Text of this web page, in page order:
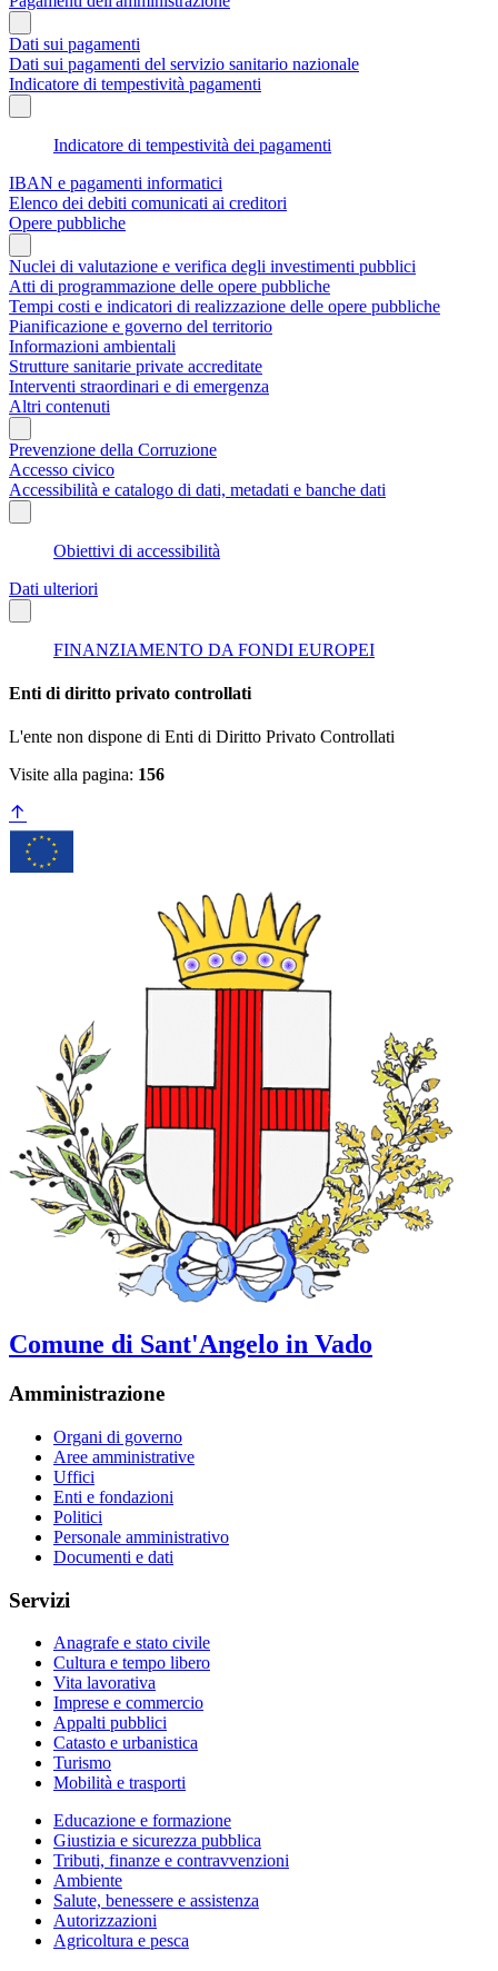
Dati sui pagamenti
Dati sui pagamenti del servizio sanitario nazionale
Indicatore di tempestività pagamenti
Indicatore di tempestività dei pagamenti
IBAN e pagamenti informatici
Elenco dei debiti comunicati ai creditori
Opere pubbliche
Nuclei di valutazione e verifica degli investimenti pubblici
Atti di programmazione delle opere pubbliche
Tempi costi e indicatori di realizzazione delle opere pubbliche
Pianificazione e governo del territorio
Informazioni ambientali
Strutture sanitarie private accreditate
Interventi straordinari e di emergenza
Altri contenuti
Prevenzione della Corruzione
Accesso civico
Accessibilità e catalogo di dati, metadati e banche dati
Obiettivi di accessibilità
Dati ulteriori
FINANZIAMENTO DA FONDI EUROPEI
Enti di diritto privato controllati
L'ente non dispone di Enti di Diritto Privato Controllati
Visite alla pagina: 156
Comune di Sant'Angelo in Vado
Amministrazione
Organi di governo
Aree amministrative
Uffici
Enti e fondazioni
Politici
Personale amministrativo
Documenti e dati
Servizi
Anagrafe e stato civile
Cultura e tempo libero
Vita lavorativa
Imprese e commercio
Appalti pubblici
Catasto e urbanistica
Turismo
Mobilità e trasporti
Educazione e formazione
Giustizia e sicurezza pubblica
Tributi, finanze e contravvenzioni
Ambiente
Salute, benessere e assistenza
Autorizzazioni
Agricoltura e pesca